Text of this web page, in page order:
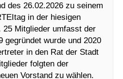
des 26.02.2026 zu seinem
in der hiesigen
25 Mitglieder umfasst der
gegründet wurde und 2020
in den Rat der Stadt
folgten der
Vorstand zu wählen.